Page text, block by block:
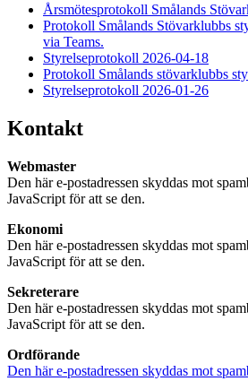
Årsmötesprotokoll Smålands
Protokoll Smålands Stövarklubbs
via Teams.
Styrelseprotokoll 2026-04-18
Protokoll Smålands stövarklubbs
Styrelseprotokoll 2026-01-26
Kontakt
Webmaster
Den här e-postadressen skyddas mot
JavaScript för att se den.
Ekonomi
Den här e-postadressen skyddas mot
JavaScript för att se den.
Sekreterare
Den här e-postadressen skyddas mot
JavaScript för att se den.
Ordförande
Den här e-postadressen skyddas mot